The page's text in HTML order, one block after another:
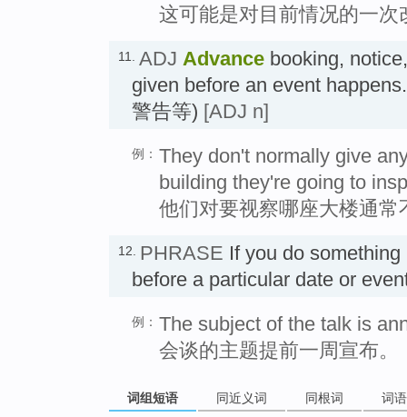
这可能是对目前情况的一次
11. ADJ Advance booking,
given before an event
警告等) [ADJ n]
例： They don't normally give
building they're going to
他们对要视察哪座大楼通常
12. PHRASE If you do something
before a particular date or
例： The subject of the talk is
会谈的主题提前一周宣布。
词组短语 同近义词 同根词 词